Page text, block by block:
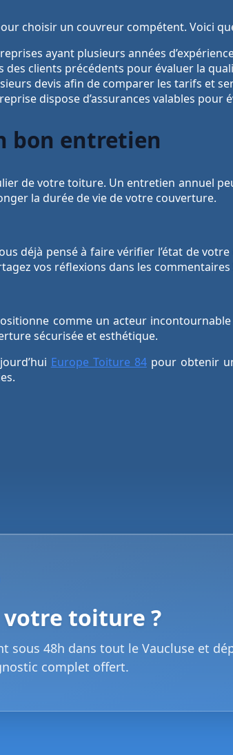
choisir un couvreur compétent. Voici
ayant plusieurs années
des clients précédents pour évaluer la
devis afin de comparer les tarifs et
dispose d’assurances valables
bon entretien
de votre toiture. Un entretien annuel
la durée de vie de votre couverture.
déjà pensé à faire vérifier l’état de
vos réflexions dans les commentaires
comme un acteur
sécurisée et esthétique.
Europe Toiture 84pour obtenir
toiture ?
sous 48h dans tout le Vaucluse et
complet offert.